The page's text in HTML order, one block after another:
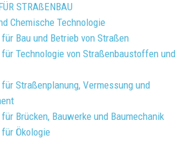
STRAßENBAU
Chemische Technologie
Bau und Betrieb von Straßen
Technologie von Straßenbaustoffen und
Straßenplanung, Vermessung und
Brücken, Bauwerke und Baumechanik
Ökologie